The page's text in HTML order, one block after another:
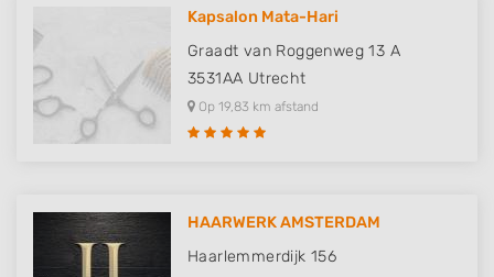
Kapsalon Mata-Hari
Graadt van Roggenweg 13 A
3531AA Utrecht
Op 19,83 km afstand
HAARWERK AMSTERDAM
Haarlemmerdijk 156